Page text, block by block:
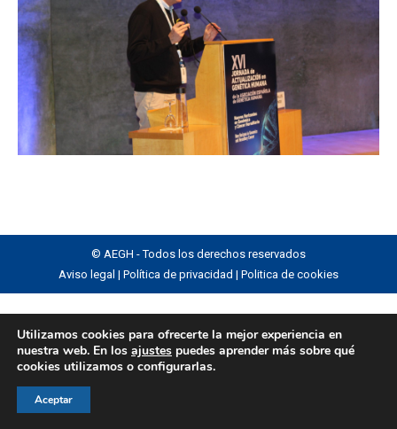
© AEGH - Todos los derechos reservados
Aviso legal | Política de privacidad | Politica de cookies
Utilizamos cookies para ofrecerte la mejor experiencia en
nuestra web. En los ajustes puedes aprender más sobre qué
cookies utilizamos o configurarlas.
Aceptar